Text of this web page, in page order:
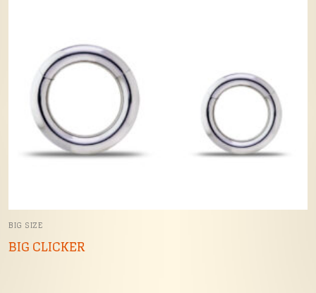
BIG SIZE
BIG CLICKER